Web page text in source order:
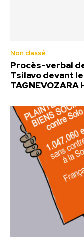
Non classé
Procès-verbal
Tsilavo devant